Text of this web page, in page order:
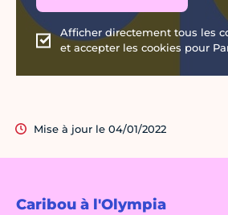
Caribou à l'Olympia
Afficher directement tous les
et accepter les cookies pour
Mise à jour le 04/01/2022